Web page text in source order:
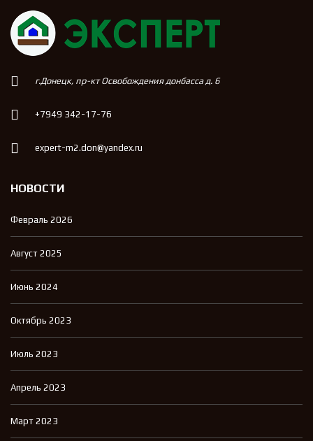
г.Донецк, пр-кт Освобождения донбасса д. 6
+7949 342-17-76
expert-m2.don@yandex.ru
НОВОСТИ
Февраль 2026
Август 2025
Июнь 2024
Октябрь 2023
Июль 2023
Апрель 2023
Март 2023